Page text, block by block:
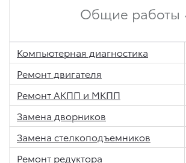
Общие работы
Компьютерная диагностика
Ремонт двигателя
Ремонт АКПП и МКПП
Замена дворников
Замена стелкоподъемников
Ремонт редуктора